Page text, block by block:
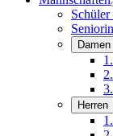
Schüler
Damen
Herren